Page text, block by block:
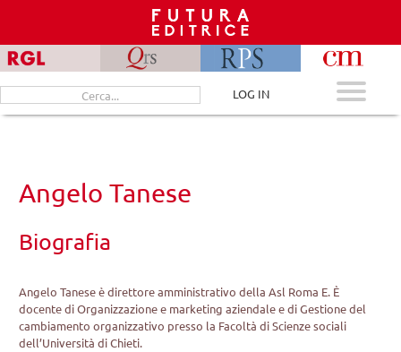
content
Cerca
per:
LOG IN
Angelo Tanese
Biografia
Angelo Tanese è direttore amministrativo della Asl Roma E. È
docente di Organizzazione e marketing aziendale e di Gestione del
cambiamento organizzativo presso la Facoltà di Scienze sociali
dell’Università di Chieti.